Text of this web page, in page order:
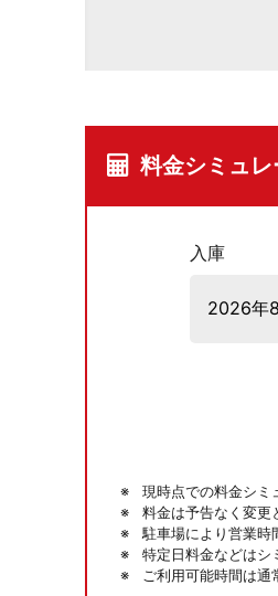
料金シミュ
入庫
現時点での料金シミ
料金は予告なく変更
駐車場により営業時
特定日料金などはシ
ご利用可能時間は通